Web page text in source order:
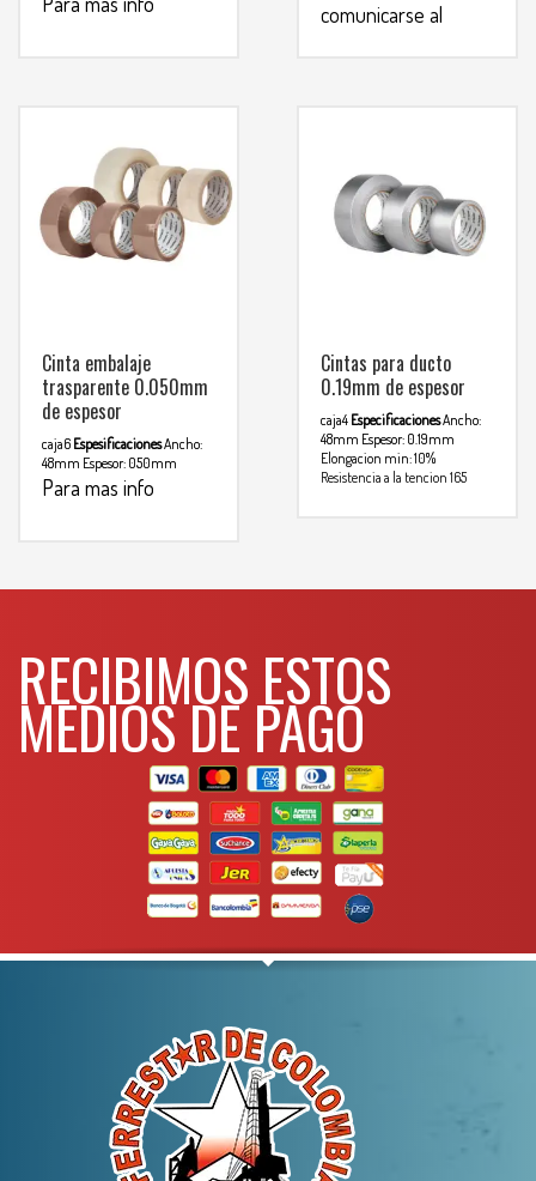
comunicarse al
Cinta embalaje
trasparente 0.050mm
de espesor
caja6 EspesificacionesAncho:
48mm Espesor: 050mm
Para mas info
Cintas para ducto
0.19mm de espesor
caja4 EspecificacionesAncho:
48mm Espesor: 0.19mm
Elongacion min: 10%
Resistencia a la tencion 165
RECIBIMOS ESTOS
MEDIOS DE PAGO